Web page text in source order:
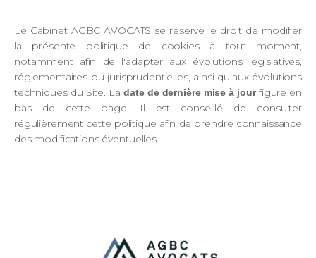
Le Cabinet AGBC AVOCATS se réserve le droit de modifier
la présente politique de cookies à tout moment,
notamment afin de l'adapter aux évolutions législatives,
réglementaires ou jurisprudentielles, ainsi qu'aux évolutions
techniques du Site. Ladate de dernière mise à jourfigure en
bas de cette page. Il est conseillé de consulter
régulièrement cette politique afin de prendre connaissance
des modifications éventuelles.